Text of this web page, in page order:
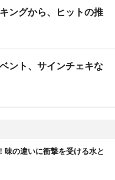
ングから、ヒットの推
ント、サインチェキな
味の違いに衝撃を受ける水と